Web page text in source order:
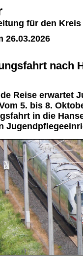
für den Kreis
26.03.2026
nach
Reise erwartet
5. bis 8.
in die